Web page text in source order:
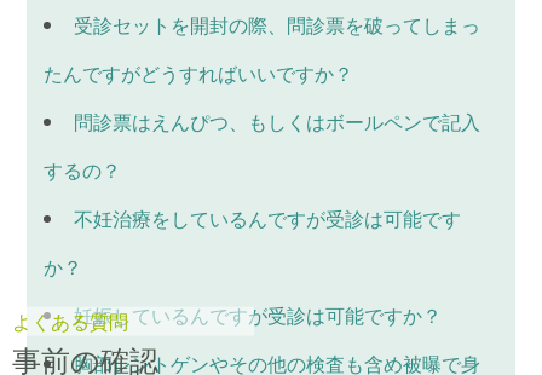
よくある質問
事前の確認
受診セットを開封の際、問診票を破ってしまっ
たんですがどうすればいいですか？
問診票はえんぴつ、もしくはボールペンで記入
するの？
不妊治療をしているんですが受診は可能です
か？
妊娠しているんですが受診は可能ですか？
胸部レントゲンやその他の検査も含め被曝で身